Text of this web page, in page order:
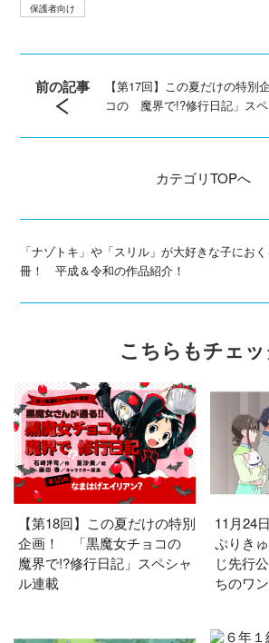
保護者向け
前の記事
【第17回】この夏だけの特
コの 魔界で!?修行日記」ス
カテゴリTOPへ
「ナゾトキ」や「スリル」が大好きな子におく
冊！ 平成＆令和の作品紹介！
こちらもチェッ
【第18回】この夏だけの特別
企画！ 「黒魔女チョコの
魔界で!?修行日記」スペシャ
ル連載
11月24
ぷりき
じ先行
ちのワ